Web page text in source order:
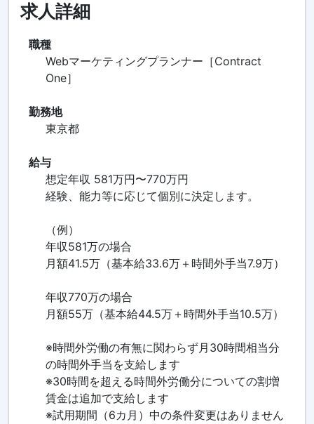
求人詳細
職種
Webマーケティングプランナー［Contract
One］
勤務地
東京都
給与
想定年収 581万円〜770万円
経験、能力等に応じて個別に決定します。
（例）
年収581万の場合
月額41.5万（基本給33.6万＋時間外手当7.9万）
年収770万の場合
月額55万（基本給44.5万＋時間外手当10.5万）
※時間外労働の有無に関わらず月30時間相当分
の時間外手当を支給します
※30時間を超える時間外労働分についての割増
賃金は追加で支給します
※試用期間（6カ月）中の条件変更はありません